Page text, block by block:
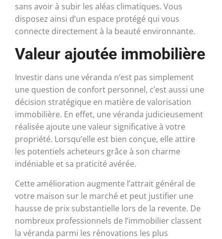
sans avoir à subir les aléas climatiques. Vous
disposez ainsi d’un espace protégé qui vous
connecte directement à la beauté environnante.
Valeur ajoutée immobilière
Investir dans une véranda n’est pas simplement
une question de confort personnel, c’est aussi une
décision stratégique en matière de valorisation
immobilière. En effet, une véranda judicieusement
réalisée ajoute une valeur significative à votre
propriété. Lorsqu’elle est bien conçue, elle attire
les potentiels acheteurs grâce à son charme
indéniable et sa praticité avérée.
Cette amélioration augmente l’attrait général de
votre maison sur le marché et peut justifier une
hausse de prix substantielle lors de la revente. De
nombreux professionnels de l’immobilier classent
la véranda parmi les rénovations les plus